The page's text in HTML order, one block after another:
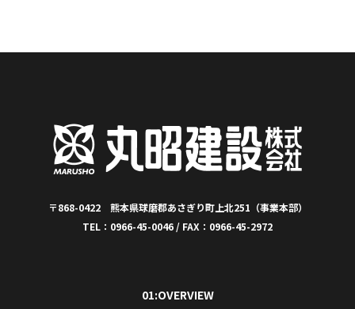
〒868-0422 熊本県球磨郡あさぎり町上北251（事業本部）
TEL：0966-45-0046 / FAX：0966-45-2972
01:OVERVIEW